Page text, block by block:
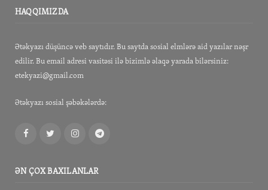
HAQQIMIZDA
Ətəkyazı düşüncə veb saytıdır. Bu saytda sosial elmlərə aid yazılar nəşr
edilir. Bu email adresi vasitəsi ilə bizimlə əlaqə yarada bilərsiniz:
etekyazi@gmail.com
Ətəkyazı sosial şəbəkələrdə:
FacebookTwitterInstagramTelegram
ƏN ÇOX BAXILANLAR